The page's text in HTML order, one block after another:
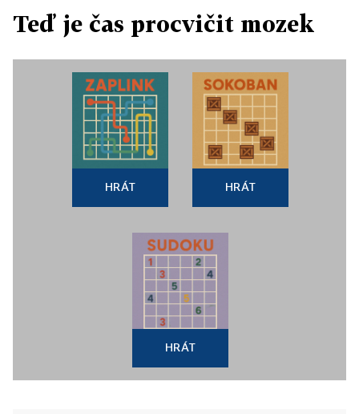
Teď je čas procvičit mozek
HRÁT HRÁT
HRÁT